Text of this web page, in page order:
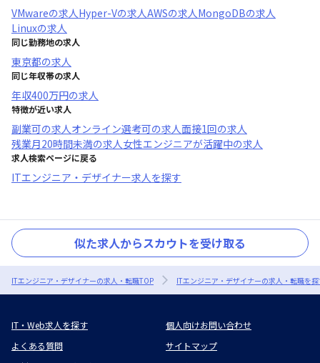
VMwareの求人Hyper-Vの求人AWSの求人MongoDBの求人
Linuxの求人
同じ勤務地の求人
東京都の求人
同じ年収帯の求人
年収400万円の求人
特徴が近い求人
副業可の求人オンライン選考可の求人面接1回の求人
残業月20時間未満の求人女性エンジニアが活躍中の求人
求人検索ページに戻る
ITエンジニア・デザイナー求人を探す
似た求人からスカウトを受け取る
ITエンジニア・デザイナーの求人・転職TOP ITエンジニア・デザイナーの求人・転職を
IT・Web求人を探す
個人向けお問い合わせ
よくある質問
サイトマップ